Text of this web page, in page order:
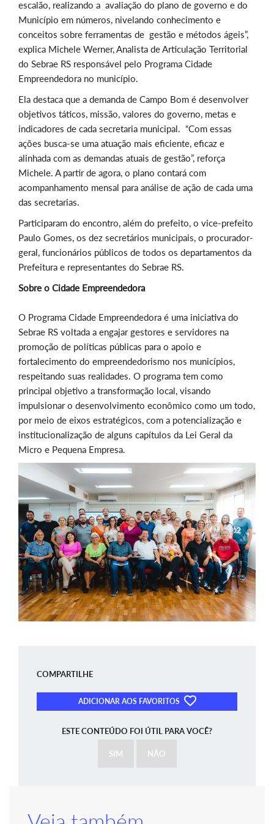
escalão, realizando a avaliação do plano de governo e do
Município em números, nivelando conhecimento e
conceitos sobre ferramentas de gestão e métodos ágeis”,
explica Michele Werner,Analista de Articulação Territorial
do Sebrae RS responsável pelo Programa Cidade
Empreendedora no município.
Ela destaca que a demanda de Campo Bom é desenvolver
objetivos táticos, missão, valores do governo, metas e
indicadores de cada secretaria municipal. “Com essas
ações busca-se uma atuação mais eficiente, eficaz e
alinhada com as demandas atuais de gestão”, reforça
Michele. A partir de agora, o plano contará com
acompanhamento mensal para análise de ação de cada uma
das secretarias.
Participaram do encontro, além do prefeito, o vice-prefeito
Paulo Gomes, os dez secretários municipais, o procurador-
geral, funcionários públicos de todos os departamentos da
Prefeitura e representantes do Sebrae RS.
Sobre o Cidade Empreendedora
O Programa Cidade Empreendedora é uma iniciativa do
Sebrae RS voltada a engajar gestores e servidores na
promoção de políticas públicas para o apoio e
fortalecimento do empreendedorismo nos municípios,
respeitando suas realidades. O programa tem como
principal objetivo a transformação local, visando
impulsionar o desenvolvimento econômico como um todo,
por meio de eixos estratégicos, com a potencialização e
institucionalização de alguns capítulos da Lei Geral da
Micro e Pequena Empresa.
COMPARTILHE
ADICIONAR AOS FAVORITOS
ESTE CONTEÚDO FOI ÚTIL PARA VOCÊ?
SIM NÃO